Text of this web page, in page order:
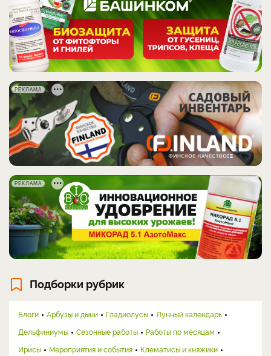
РЕКЛАМА
РЕКЛАМА
Подборки рубрик
Блоги Арбузы и дыни Гладиолусы
Лунный календарь
Дельфиниумы
Сезонные работы
Работы по месяцам
Ирисы
Мероприятия и события
Клематисы и княжики